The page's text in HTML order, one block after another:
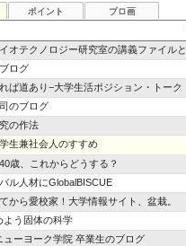
ポイント ブロ画
テクノロジー研究室の講義ファイルと研究アーカイブス
ログ
ば道あり−大学生活ポジション・トーク
のブログ
の作法
生兼社会人のすすめ
歳、これからどうする？
ル人材にGlobalBISCUE
から愛校家！大学情報サイト、盆栽。
よう固体の科学
ューヨーク学院 卒業生のブログ